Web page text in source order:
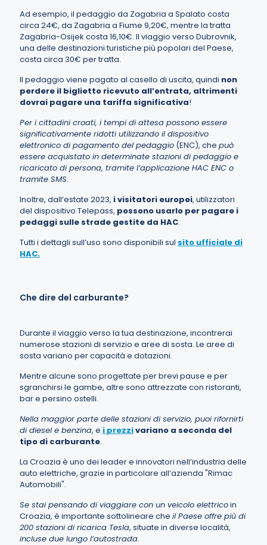
Ad esempio, il pedaggio da Zagabria a Spalato costa
circa 24€, da Zagabria a Fiume 9,20€, mentre la tratta
Zagabria-Osijek costa 16,10€. Il viaggio verso Dubrovnik,
una delle destinazioni turistiche più popolari del Paese,
costa circa 30€ per tratta.
Il pedaggio viene pagato al casello di uscita, quindi non
perdere il biglietto ricevuto all’entrata, altrimenti
dovrai pagare una tariffa significativa!
Per i cittadini croati, i tempi di attesa possono essere
significativamente ridotti utilizzando il dispositivo
elettronico di pagamento del pedaggio (ENC), che può
essere acquistato in determinate stazioni di pedaggio e
ricaricato di persona, tramite l’applicazione HAC ENC o
tramite SMS.
Inoltre, dall’estate 2023, i visitatori europei, utilizzatori
del dispositivo Telepass, possono usarlo per pagare i
pedaggi sulle strade gestite da HAC.
Tutti i dettagli sull’uso sono disponibili sul sito ufficiale di
HAC.
Che dire del carburante?
Durante il viaggio verso la tua destinazione, incontrerai
numerose stazioni di servizio e aree di sosta. Le aree di
sosta variano per capacità e dotazioni.
Mentre alcune sono progettate per brevi pause e per
sgranchirsi le gambe, altre sono attrezzate con ristoranti,
bar e persino ostelli.
Nella maggior parte delle stazioni di servizio, puoi rifornirti
di diesel e benzina, e i prezzivariano a seconda del
tipo di carburante.
La Croazia è uno dei leader e innovatori nell’industria delle
auto elettriche, grazie in particolare all’azienda "Rimac
Automobili".
Se stai pensando di viaggiare con un veicolo elettricoin
Croazia, è importante sottolineare che il Paese offre più di
200 stazioni di ricarica Tesla, situate in diverse località,
incluse due lungo l’autostrada.